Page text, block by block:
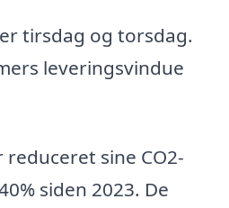
tirsdag og torsdag.
leveringsvindue
sine CO2-
siden 2023. De